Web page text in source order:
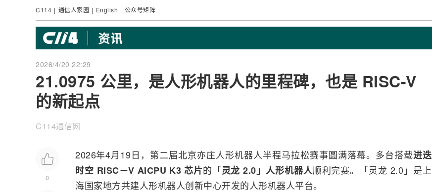
C114 | 通信人家园 | English | 公众号矩阵
资讯
2026/4/20 22:29
21.0975 公里，是人形机器人的里程碑，也是 RISC-V
的新起点
C114通信网
0
2026年4月19日，第二届北京亦庄人形机器人半程马拉松赛事圆满落幕。多台搭载进迭
时空 RISC－V AICPU K3 芯片的「灵龙 2.0」人形机器人顺利完赛。「灵龙 2.0」是上
海国家地方共建人形机器人创新中心开发的人形机器人平台。